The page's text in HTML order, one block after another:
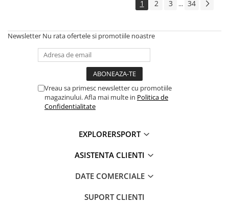
1 2 3 ... 34
Newsletter Nu rata ofertele si promotiile noastre
Vreau sa primesc newsletter cu promotiile
magazinului. Afla mai multe in Politica de
Confidentialitate
EXPLORERSPORT
ASISTENTA CLIENTI
DATE COMERCIALE
SUPORT CLIENTI